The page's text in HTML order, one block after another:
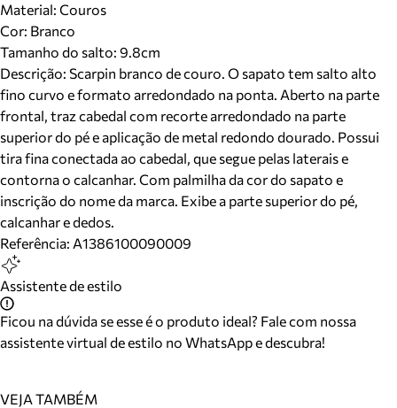
Material: Couros
Cor: Branco
Tamanho do salto: 9.8cm
Descrição: Scarpin branco de couro. O sapato tem salto alto
fino curvo e formato arredondado na ponta. Aberto na parte
frontal, traz cabedal com recorte arredondado na parte
superior do pé e aplicação de metal redondo dourado. Possui
tira fina conectada ao cabedal, que segue pelas laterais e
contorna o calcanhar. Com palmilha da cor do sapato e
inscrição do nome da marca. Exibe a parte superior do pé,
calcanhar e dedos.
Referência: A1386100090009
Assistente de estilo
Ficou na dúvida se esse é o produto ideal? Fale com nossa
assistente virtual de estilo no WhatsApp e descubra!
VEJA TAMBÉM